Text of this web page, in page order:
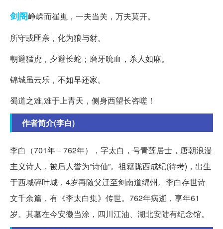
剑阁峥嵘而崔嵬，一夫当关，万夫莫开。
所守或匪亲，化为狼与豺。
朝避猛虎，夕避长蛇；磨牙吮血，杀人如麻。
锦城虽云乐，不如早还家。
蜀道之难,难于上青天，侧身西望长咨嗟！
作者简介(李白)
李白（701年－762年），字太白，号青莲居士，唐朝浪漫
主义诗人，被后人誉为“诗仙”。祖籍陇西成纪(待考)，出生
于西域碎叶城，4岁再随父迁至剑南道绵州。李白存世诗
文千余篇，有《李太白集》传世。762年病逝，享年61
岁。其墓在今安徽当涂，四川江油、湖北安陆有纪念馆。